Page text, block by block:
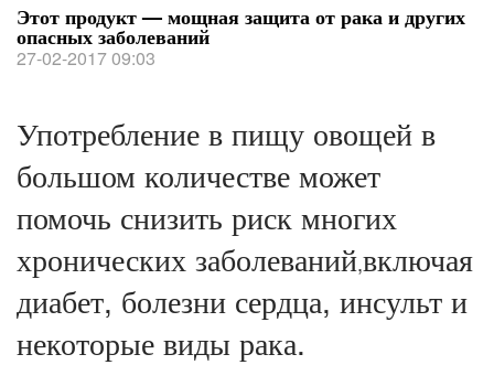
Этот продукт — мощная защита от рака и других
опасных заболеваний
27-02-2017 09:03
Употребление в пищу овощей в
большом количестве может
помочь снизить риск многих
хронических заболеваний,включая
диабет, болезни сердца, инсульт и
некоторые виды рака.